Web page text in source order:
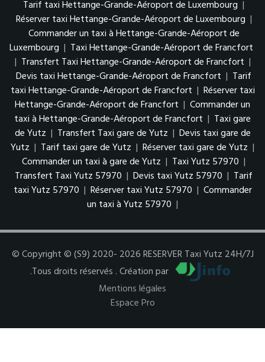
Tarif taxi Hettange-Grande-Aéroport de Luxembourg |
Réserver taxi Hettange-Grande-Aéroport de Luxembourg |
Commander un taxi à Hettange-Grande-Aéroport de
Luxembourg | Taxi Hettange-Grande-Aéroport de Francfort
| Transfert Taxi Hettange-Grande-Aéroport de Francfort |
Devis taxi Hettange-Grande-Aéroport de Francfort | Tarif
taxi Hettange-Grande-Aéroport de Francfort | Réserver taxi
Hettange-Grande-Aéroport de Francfort | Commander un
taxi à Hettange-Grande-Aéroport de Francfort | Taxi gare
de Yutz | Transfert Taxi gare de Yutz | Devis taxi gare de
Yutz | Tarif taxi gare de Yutz | Réserver taxi gare de Yutz |
Commander un taxi à gare de Yutz | Taxi Yutz 57970 |
Transfert Taxi Yutz 57970 | Devis taxi Yutz 57970 | Tarif
taxi Yutz 57970 | Réserver taxi Yutz 57970 | Commander
un taxi à Yutz 57970 |
© Copyright © (S9) 2020- 2026 RESERVER Taxi Yutz 24H/7J
.Tous droits réservés . Création par
Mentions légales
Espace Pro